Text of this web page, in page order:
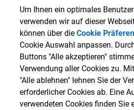
Nutzung erneuerbarer Energien
der Energieeffizienz kommunaler
Sicherung bedeutender
Umgang mit Ressourcen und
kommunalen Klimaschutz und
wird durch den Europäischen
Um Ihnen ein optimales
verwenden wir auf dieser
können über die Cookie
Cookie Auswahl anpassen.
Buttons "Alle akzeptieren"
Verwendung aller Cookies zu.
"Alle ablehnen" lehnen Sie der
erforderlicher Cookies ab. Eine
verwendeten Cookies finden Sie
Um Ihnen ein optimales
verwenden wir auf dieser
können über die Cookie
Cookie Auswahl anpassen.
Buttons "Alle akzeptieren"
Verwendung aller Cookies zu.
"Alle ablehnen" lehnen Sie der
erforderlicher Cookies ab. Eine
verwendeten Cookies finden Sie